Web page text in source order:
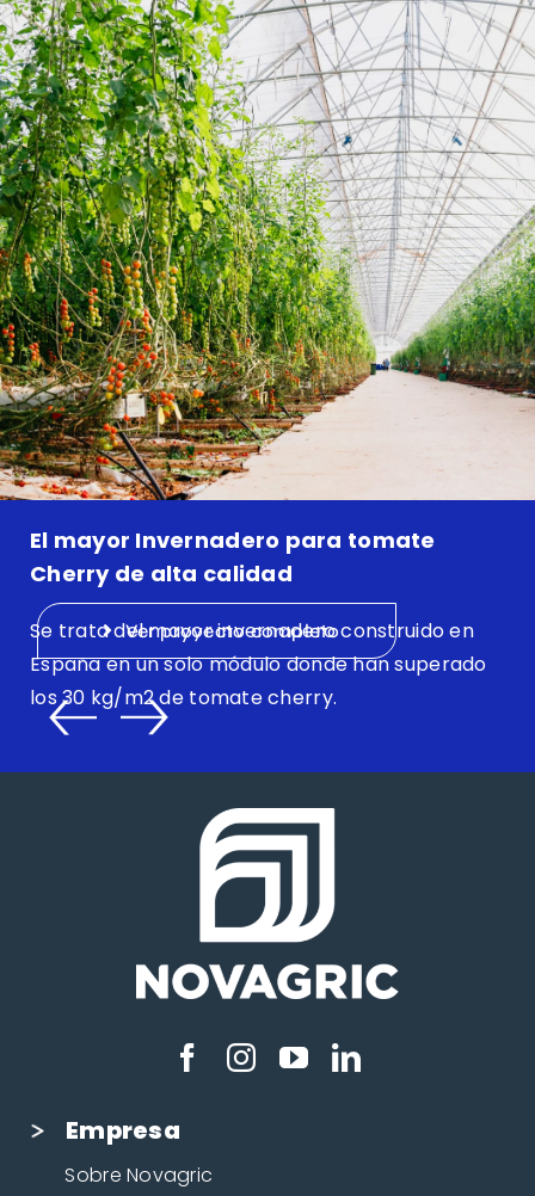
El mayor Invernadero para tomate
Cherry de alta calidad
Se trata del mayor invernadero construido en
España en un solo módulo donde han superado
los 30 kg/m2 de tomate cherry.
Ver proyecto completo
Empresa
Sobre Novagric